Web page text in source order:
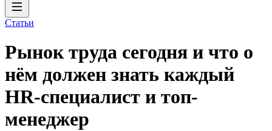
Статьи
Рынок труда сегодня и что о
нём должен знать каждый
HR-специалист и топ-
менеджер